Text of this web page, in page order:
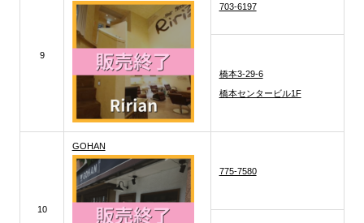
9
703-6197
橋本3-29-6
橋本センタービル1F
10
GOHAN
775-7580